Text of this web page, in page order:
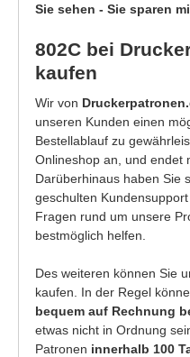
Sie sehen - Sie sparen
802C bei
kaufen
Wir von
unseren Kunden einen
Bestellablauf zu
Onlineshop an, und endet
Darüberhinaus haben Sie
geschulten
Fragen rund um unsere
bestmöglich helfen.
Des weiteren können Sie
kaufen. In der Regel
bequem auf Rechnung
etwas nicht in Ordnung
Patronen innerhalb 100